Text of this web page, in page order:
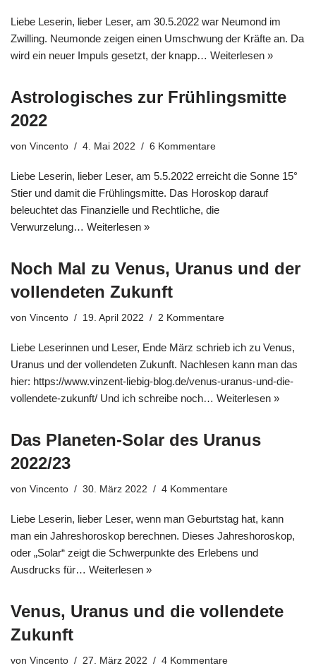
Liebe Leserin, lieber Leser, am 30.5.2022 war Neumond im
Zwilling. Neumonde zeigen einen Umschwung der Kräfte an. Da
wird ein neuer Impuls gesetzt, der knapp… Weiterlesen »
Astrologisches zur Frühlingsmitte
2022
von Vincento 4. Mai 2022 6 Kommentare
Liebe Leserin, lieber Leser, am 5.5.2022 erreicht die Sonne 15°
Stier und damit die Frühlingsmitte. Das Horoskop darauf
beleuchtet das Finanzielle und Rechtliche, die
Verwurzelung… Weiterlesen »
Noch Mal zu Venus, Uranus und der
vollendeten Zukunft
von Vincento 19. April 2022 2 Kommentare
Liebe Leserinnen und Leser, Ende März schrieb ich zu Venus,
Uranus und der vollendeten Zukunft. Nachlesen kann man das
hier: https://www.vinzent-liebig-blog.de/venus-uranus-und-die-
vollendete-zukunft/ Und ich schreibe noch… Weiterlesen »
Das Planeten-Solar des Uranus
2022/23
von Vincento 30. März 2022 4 Kommentare
Liebe Leserin, lieber Leser, wenn man Geburtstag hat, kann
man ein Jahreshoroskop berechnen. Dieses Jahreshoroskop,
oder „Solar“ zeigt die Schwerpunkte des Erlebens und
Ausdrucks für… Weiterlesen »
Venus, Uranus und die vollendete
Zukunft
von Vincento 27. März 2022 4 Kommentare